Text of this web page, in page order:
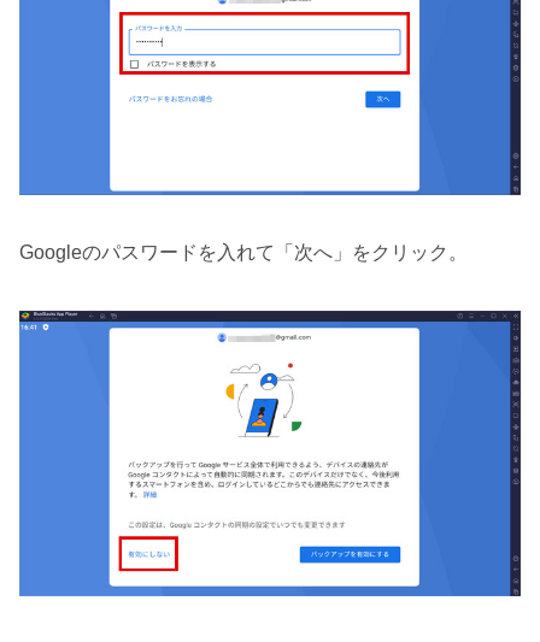
Googleのパスワードを入れて「次へ」をクリック。